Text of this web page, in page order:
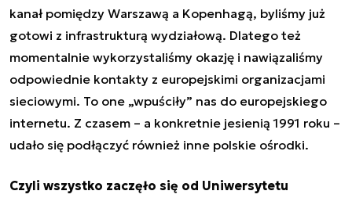
kanał pomiędzy Warszawą a Kopenhagą, byliśmy już
gotowi z infrastrukturą wydziałową. Dlatego też
momentalnie wykorzystaliśmy okazję i nawiązaliśmy
odpowiednie kontakty z europejskimi organizacjami
sieciowymi. To one „wpuściły” nas do europejskiego
internetu. Z czasem – a konkretnie jesienią 1991 roku –
udało się podłączyć również inne polskie ośrodki.
Czyli wszystko zaczęło się od Uniwersytetu